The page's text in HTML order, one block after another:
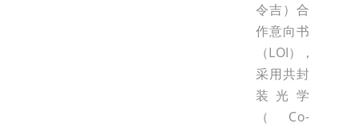
令吉）合
作意向书
（LOI），
采用共封
装光学
（Co-